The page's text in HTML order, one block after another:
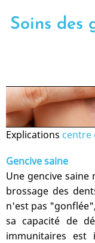
Soins des
Explications centre
Gencive saine
Une gencive saine
brossage des
n'est pas
sa capacité de
immunitaires est